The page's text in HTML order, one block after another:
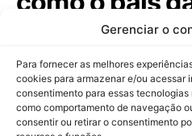
Gerenciar o
Para fornecer as melhores
cookies para armazenar e/ou acessar
consentimento para essas
como comportamento de navegação
consentir ou retirar o consentimento
entre as
Diplomata Braz Baracuhy
EUA e China e as